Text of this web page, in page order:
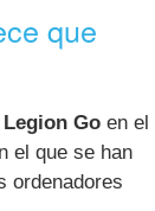
que
Go en el
el que se han
ordenadores